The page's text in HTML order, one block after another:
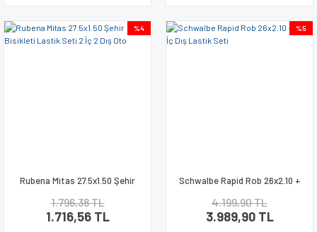
%4
Rubena Mitas 27.5x1.50 Şehir
Oto
1.796,38 TL
1.716,56 TL
%5
Schwalbe Rapid Rob 26x2.10 +
4.199,90 TL
3.989,90 TL